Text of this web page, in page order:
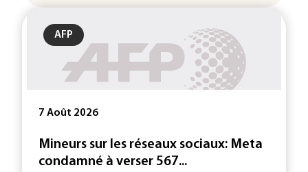
AFP
7 Août 2026
Mineurs sur les réseaux sociaux: Meta
condamné à verser 567...